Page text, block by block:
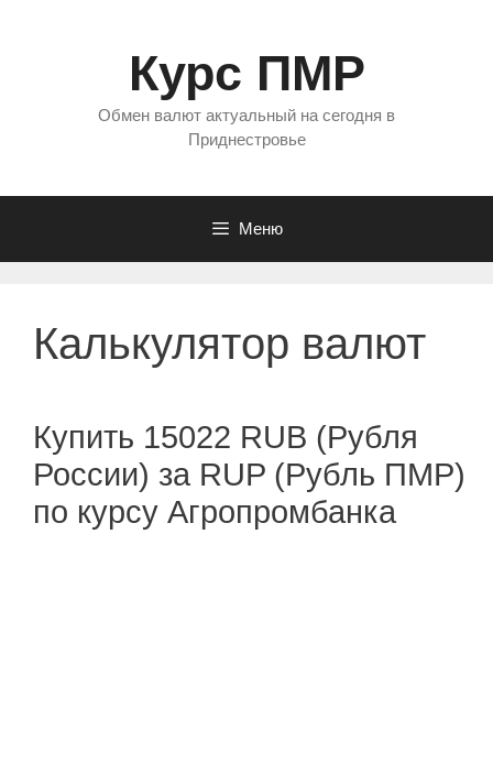
Курс ПМР
Обмен валют актуальный на сегодня в
Приднестровье
Меню
Калькулятор валют
Купить 15022 RUB (Рубля
России) за RUP (Рубль ПМР)
по курсу Агропромбанка